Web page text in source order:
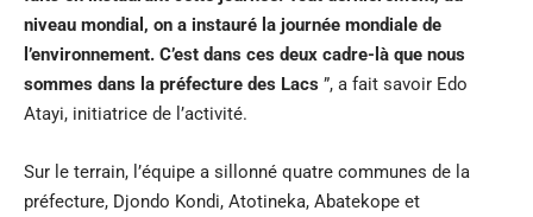
niveau mondial, on a instauré la journée mondiale de
l’environnement. C’est dans ces deux cadre-là que nous
sommes dans la préfecture des Lacs ”, a fait savoir Edo
Atayi, initiatrice de l’activité.
Sur le terrain, l’équipe a sillonné quatre communes de la
préfecture, Djondo Kondi, Atotineka, Abatekope et